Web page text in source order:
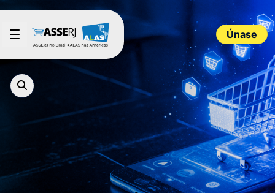
Saltar al contenido principal
Únase